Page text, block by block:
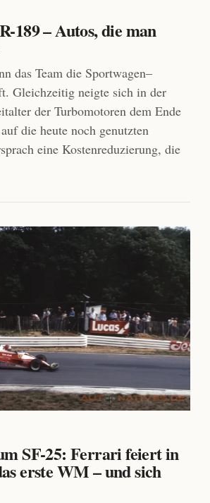
189 – Autos, die man
das Team die Sportwagen–
Gleichzeitig neigte sich in der
der Turbomotoren dem Ende
die heute noch genutzten
eine Kostenreduzierung, die
SF-25: Ferrari feiert in
erste WM – und sich